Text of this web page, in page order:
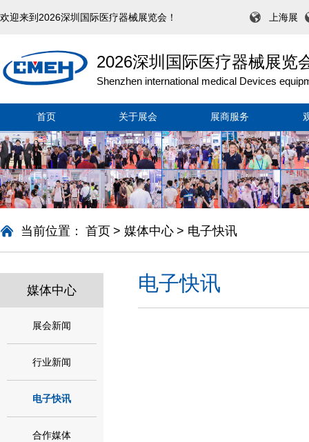
欢迎来到2026深圳国际医疗器械展览会！ 上海展
2026深圳国际医疗器械展览
Shenzhen international medical Devices
首页 关于展会 展商服务
当前位置： 首页 > 媒体中心 > 电子快讯
媒体中心
展会新闻
行业新闻
电子快讯
合作媒体
电子快讯